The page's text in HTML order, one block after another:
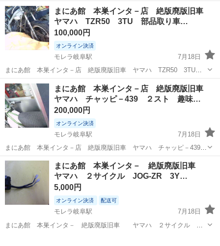
まにあ館 本巣インタ－店 絶版廃版旧車
ヤマハ TZR50 3TU 部品取り車…
100,000円
オンライン決済
モレラ岐阜駅
7月18日
まにあ館 本巣インタ－店 絶版廃版旧車 ヤマハ TZR50 3TU
部品取り車 不動 キーなし 画像の状態 不動 欠品多数 走行
3605ｋｍ キツクＯＫ 鍵なし 販売登録書類発行できます 二輪業界
組合オークショ...
岐阜 本巣市 モレラ岐阜駅 ヤマハ TZR
まにあ館 本巣インタ－店 絶版廃版旧車
ヤマハ チャッピ－439 ２スト 趣味…
200,000円
オンライン決済
モレラ岐阜駅
7月18日
まにあ館 本巣インタ－店 絶版廃版旧車 ヤマハ チャッピ－439
２スト 趣味の１台 最近見かけなくなりました。昭和のスク－タ－
お探しの方にどうぞ 走行776ｋｍ 登録書類完備 店頭展示中 下見予
約にてＯ...
岐阜 本巣市 モレラ岐阜駅 ヤマハ 旧車
まにあ館 本巣インタ－ 絶版廃版旧車
ヤマハ ２サイクル JOG-ZR 3Y…
5,000円
オンライン決済 配送可
モレラ岐阜駅
7月18日
まにあ館 本巣インタ－ 絶版廃版旧車 ヤマハ ２サイクル